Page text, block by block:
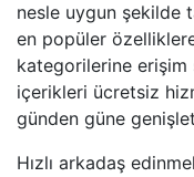
nesle uygun şekilde
en popüler
kategorilerine erişim
içerikleri ücretsiz
günden güne
Hızlı arkadaş